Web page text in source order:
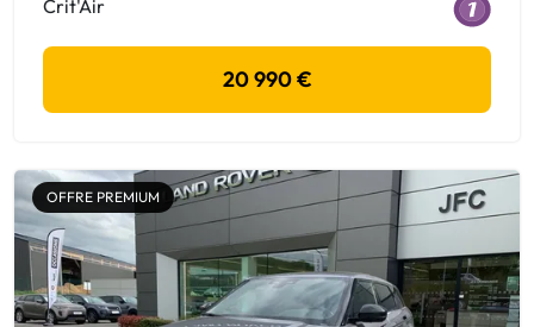
Crit'Air
20 990 €
OFFRE PREMIUM